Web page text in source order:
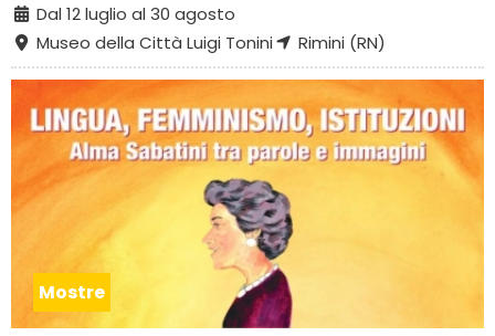
Dal 12 luglio al 30 agosto
Museo della Città Luigi Tonini
Rimini (RN)
Mostre